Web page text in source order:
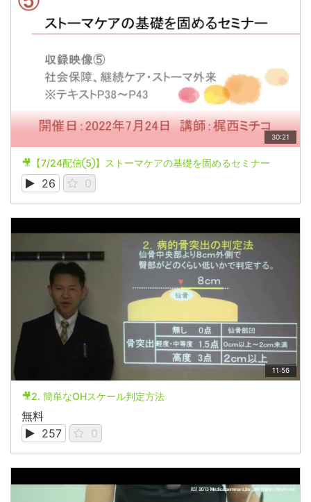
30:21
🎥【7/24配信⑤】ストーマケアの基礎を固めるセミナー
26 0
11:56
🎥2. 簡単なOHスケール判定方法
無料
257
0